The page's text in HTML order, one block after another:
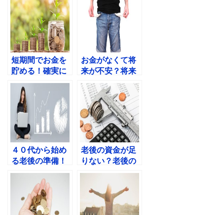
短期間でお金を
貯める！確実に
お金を増やす方
法とは？
お金がなくて将
来が不安？将来
のお金の不安を
解消する方法！
４０代から始め
る老後の準備！
老後資金の貯め
方おすすめ５
老後の資金が足
りない？老後の
資金を無理なく
やりくりする秘
訣とは！